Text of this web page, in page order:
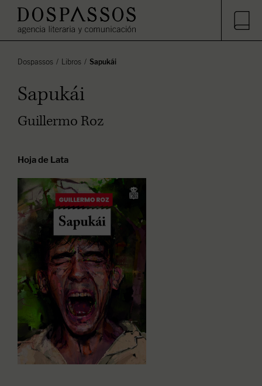
Sapukái
Libros
Dospassos
Sapukái
Guillermo Roz
Hoja de Lata